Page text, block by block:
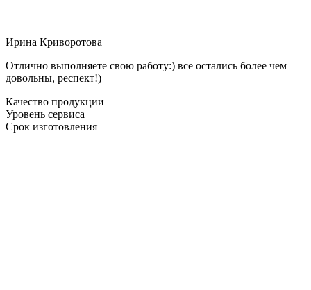
Ирина Криворотова
Отлично выполняете свою работу:) все остались более чем
довольны, респект!)
Качество продукции
Уровень сервиса
Срок изготовления